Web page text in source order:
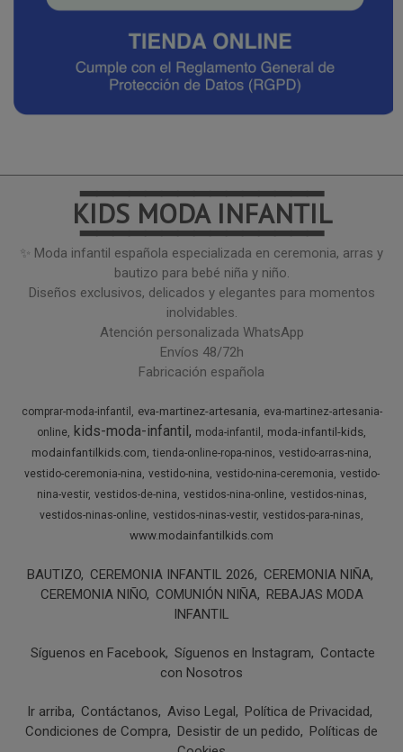
━━━━━━━━━━━━━━━
KIDS MODA INFANTIL
━━━━━━━━━━━━━━━
✨ Moda infantil española especializada en ceremonia, arras y
bautizo para bebé niña y niño.
Diseños exclusivos, delicados y elegantes para momentos
inolvidables.
Atención personalizada WhatsApp
Envíos 48/72h
Fabricación española
comprar-moda-infantil eva-martinez-artesania
eva-martinez-artesania-
online kids-moda-infantil moda-infantil
moda-infantil-kids
modainfantilkids.com tienda-online-ropa-ninos vestido-arras-nina
vestido-ceremonia-nina vestido-nina vestido-nina-ceremonia vestido-
nina-vestir vestidos-de-nina vestidos-nina-online vestidos-ninas
vestidos-ninas-online vestidos-ninas-vestir vestidos-para-ninas
www.modainfantilkids.com
BAUTIZO CEREMONIA INFANTIL 2026
CEREMONIA NIÑA
CEREMONIA NIÑO COMUNIÓN NIÑA REBAJAS MODA
INFANTIL
Síguenos en Facebook Síguenos en Instagram
Contacte
con Nosotros
Ir arriba Contáctanos Aviso Legal
Política de Privacidad
Condiciones de Compra
Desistir de un pedido
Políticas de